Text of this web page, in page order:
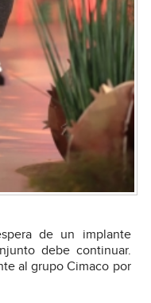
de un implante
debe continuar.
al grupo Cimaco por